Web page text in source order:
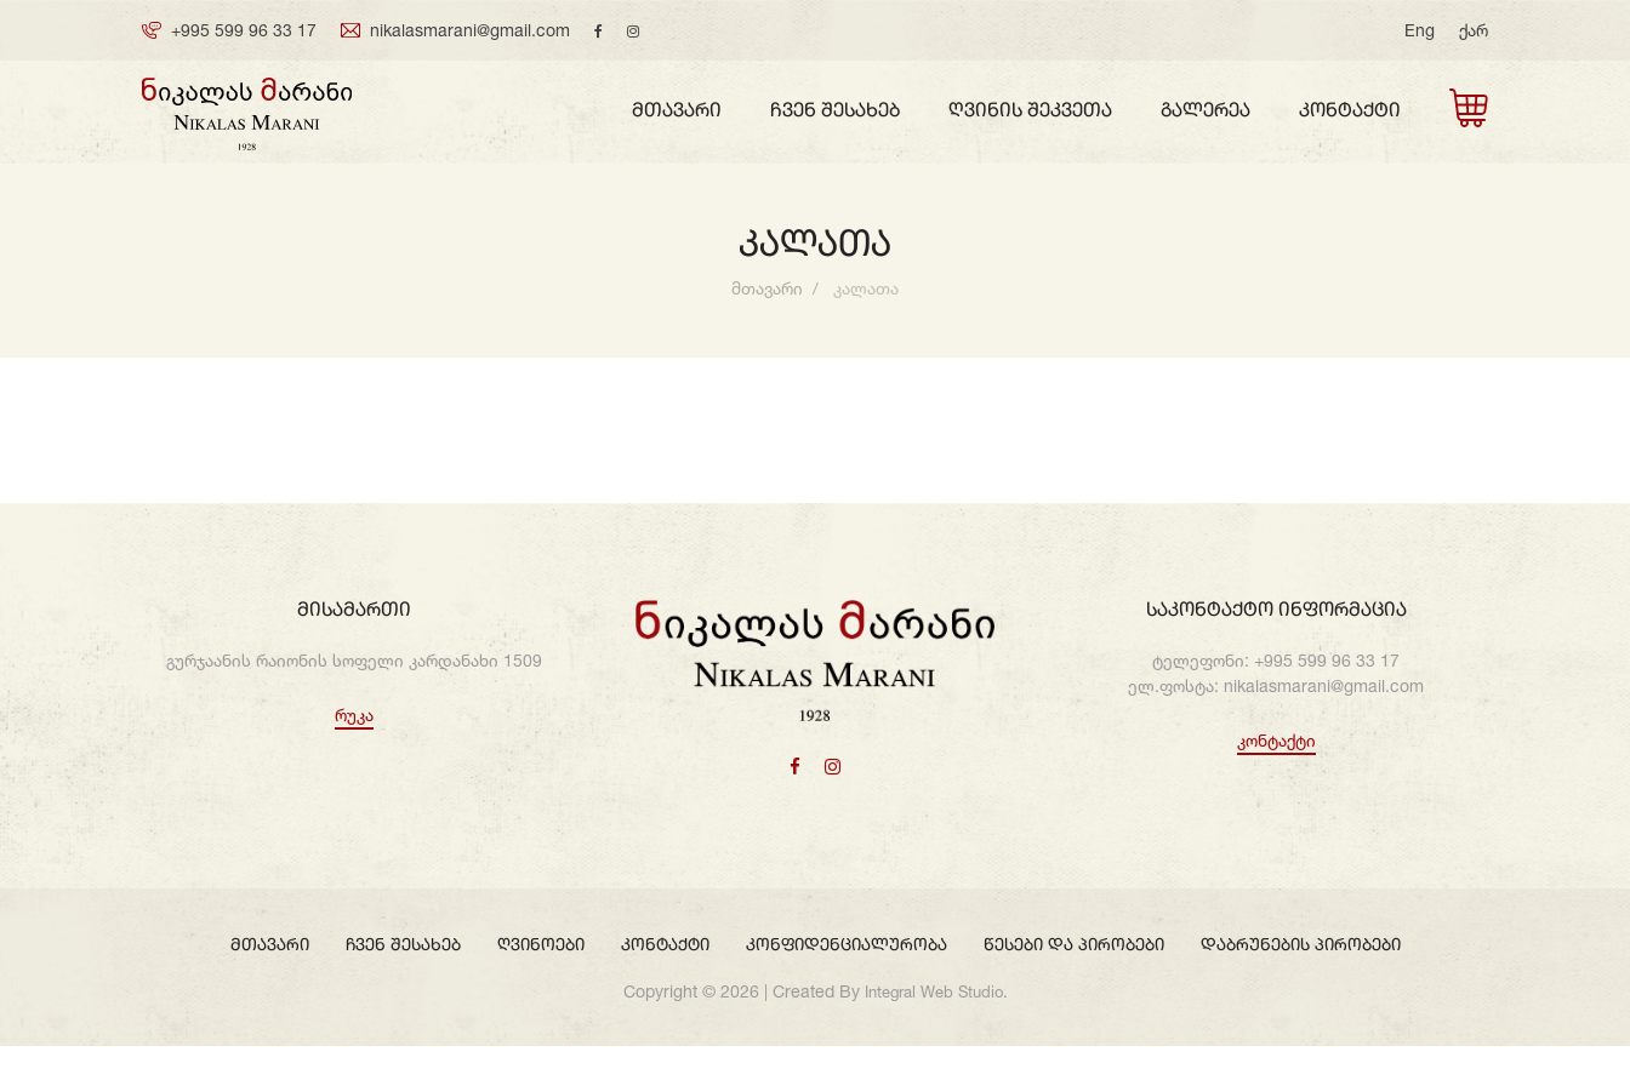
+995 599 96 33 17 nikalasmarani@gmail.com Eng ქარ
Მთავარი Ჩვენ Შესახებ Ღვინის Შეკვეთა Გალერეა Კონტაქტი
Კალათა
მთავარი კალათა
Მისამართი
გურჯაანის რაიონის სოფელი კარდანახი 1509
Რუკა
Საკონტაქტო Ინფორმაცია
ტელეფონი: +995 599 96 33 17
ელ.ფოსტა: nikalasmarani@gmail.com
Კონტაქტი
მთავარი ჩვენ შესახებ ღვინოები კონტაქტი კონფიდენციალურობა წესები და პირობები დაბრუნების პირობები
Copyright © 2026 | Created By Integral Web Studio.